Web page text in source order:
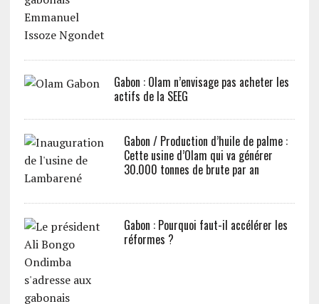
Gabon : Olam n’envisage pas acheter les
actifs de la SEEG
Gabon / Production d’huile de palme :
Cette usine d’Olam qui va générer
30.000 tonnes de brute par an
Gabon : Pourquoi faut-il accélérer les
réformes ?